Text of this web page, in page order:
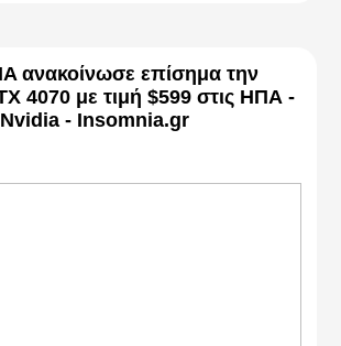
ανακοίνωσε επίσημα την
4070 με τιμή $599 στις ΗΠΑ -
Nvidia - Insomnia.gr